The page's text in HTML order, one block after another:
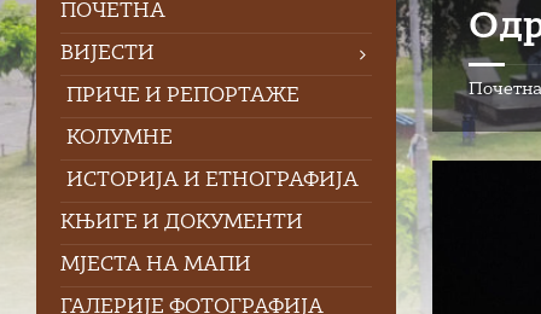
Почетна
ПOЧЕТНА
ВИЈЕСТИ
ПРИЧЕ И РЕПОРТАЖЕ
КОЛУМНЕ
ИСТОРИЈА И ЕТНОГРАФИЈА
КЊИГЕ И ДОКУМЕНТИ
МЈЕСТА НА МАПИ
ГАЛЕРИЈЕ ФОТОГРАФИЈА